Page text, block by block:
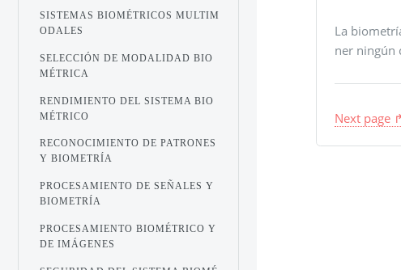
La
ner ningún
Next page ↱
SISTEMAS BIOMÉTRICOS MULTIM
ODALES
SELECCIÓN DE MODALIDAD BIO
MÉTRICA
RENDIMIENTO DEL SISTEMA BIO
MÉTRICO
RECONOCIMIENTO DE PATRONES
Y BIOMETRÍA
PROCESAMIENTO DE SEÑALES Y
BIOMETRÍA
PROCESAMIENTO BIOMÉTRICO Y
DE IMÁGENES